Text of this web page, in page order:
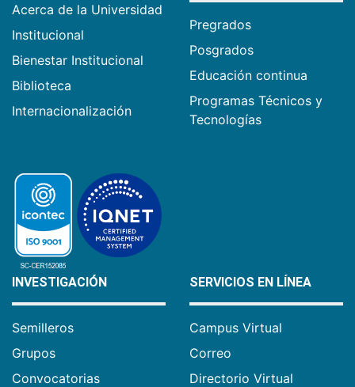
Acerca de la Universidad
Institucional
Bienestar Institucional
Biblioteca
Internacionalización
Pregrados
Posgrados
Educación continua
Programas Técnicos y
Tecnologías
INVESTIGACIÓN
Semilleros
Grupos
Convocatorias
SERVICIOS EN LÍNEA
Campus Virtual
Correo
Directorio Virtual